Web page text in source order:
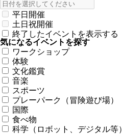
平日開催
土日祝開催
終了したイベントを表示する
気になるイベントを探す
ワークショップ
体験
文化鑑賞
音楽
スポーツ
プレーパーク（冒険遊び場）
国際
食べ物
科学（ロボット、デジタル等）